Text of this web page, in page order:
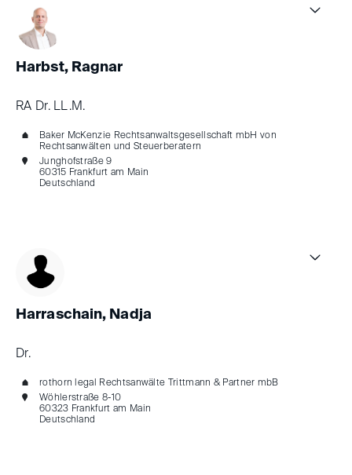
Harbst, Ragnar
RA Dr. LL.M.
Baker McKenzie Rechtsanwaltsgesellschaft mbH von
Rechtsanwälten und Steuerberatern
Junghofstraße 9
60315 Frankfurt am Main
Deutschland
Harraschain, Nadja
Dr.
rothorn legal Rechtsanwälte Trittmann & Partner mbB
Wöhlerstraße 8-10
60323 Frankfurt am Main
Deutschland